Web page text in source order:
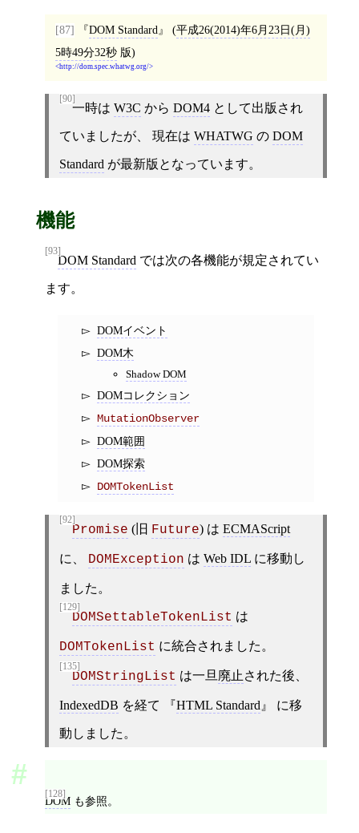
[87] DOM Standard (平成26(2014)年6月23日(月)
5時49分32秒版)
http://dom.spec.whatwg.org/
[90]
一時は W3C から DOM4として出版され
ていましたが、 現在は WHATWG の DOM
Standard が最新版となっています。
機能
[93]
DOM Standard では次の各機能が規定されてい
ます。
DOMイベント
DOM木
Shadow DOM
DOMコレクション
MutationObserver
DOM範囲
DOM探索
DOMTokenList
[92]
Promise (旧 Future) は ECMAScript
に、 DOMException は Web IDLに移動し
ました。
[129]
DOMSettableTokenList は
DOMTokenList に統合されました。
[135]
DOMStringList は一旦 廃止 された後、
IndexedDB を経て HTML Standard に移
動しました。
[128]
DOM も参照。